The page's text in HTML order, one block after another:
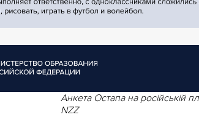
Анкета Остапа на російській
NZZ